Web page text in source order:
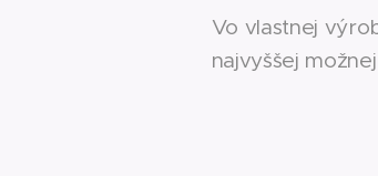
Vo vlastnej
najvyššej